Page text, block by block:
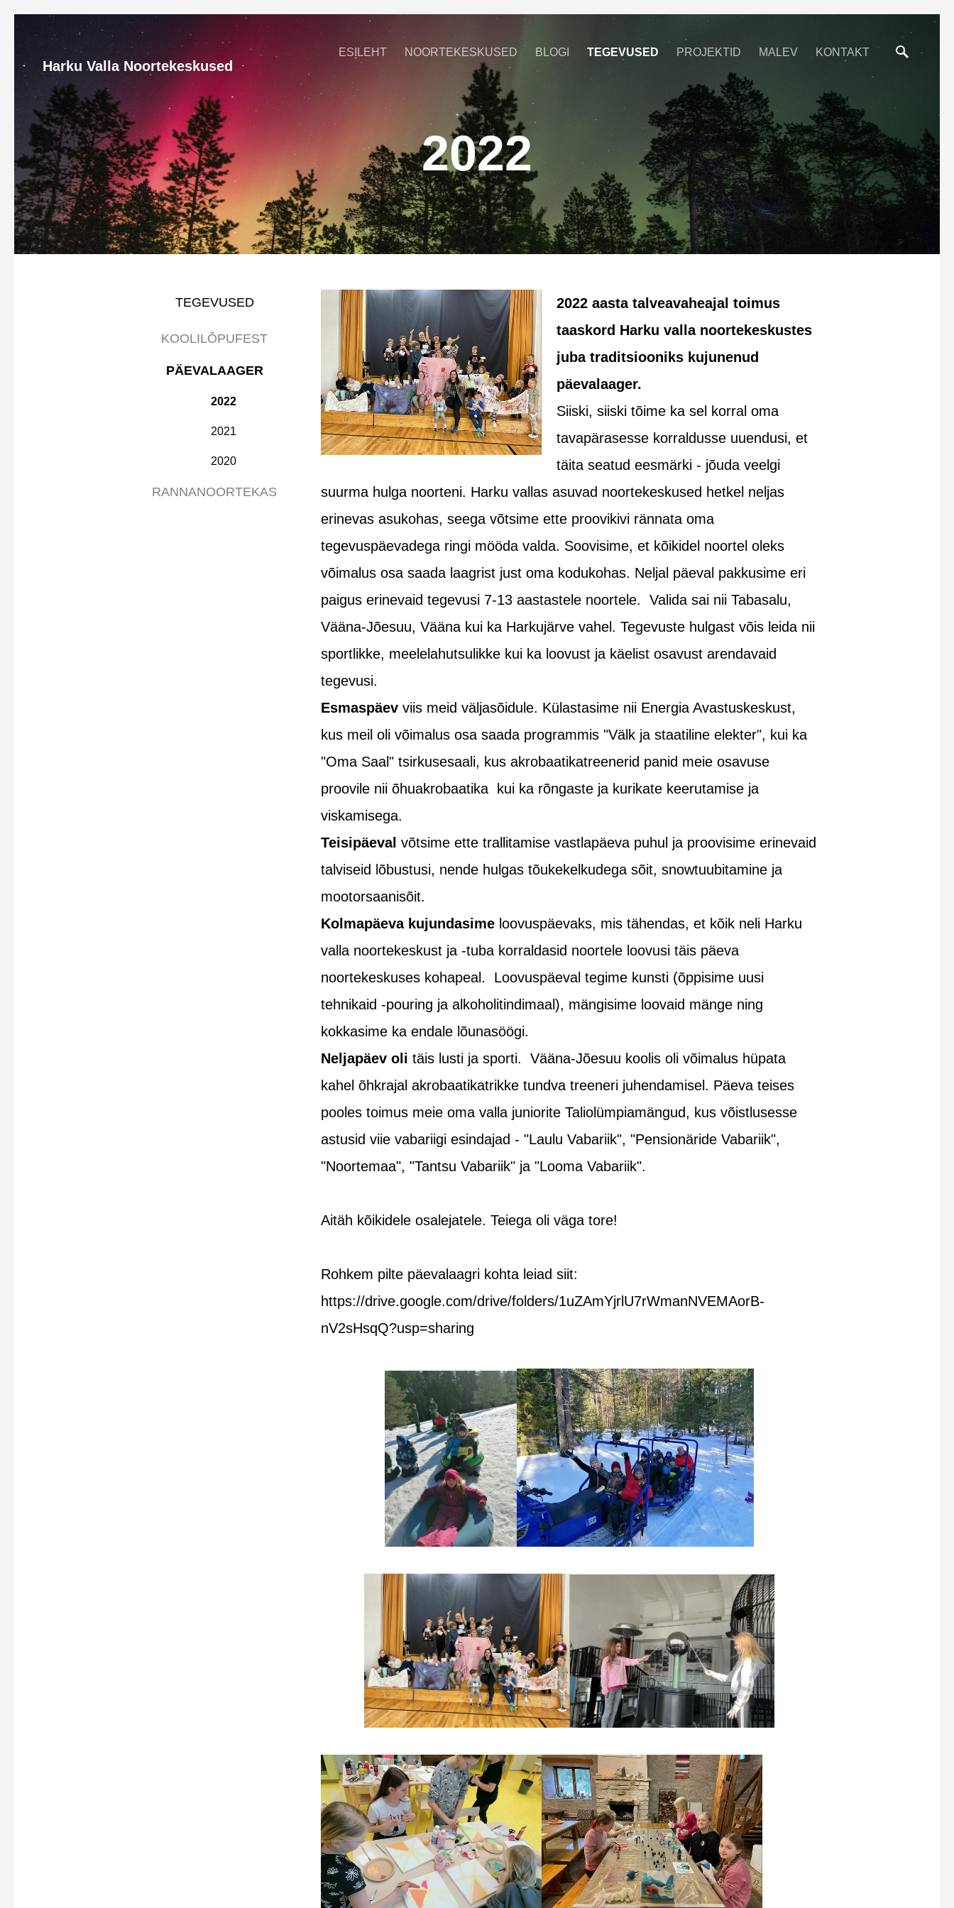
Harku Valla Noortekeskused
ESILEHT NOORTEKESKUSED BLOGI TEGEVUSED PROJEKTID MALEV KONTAKT
2022
TEGEVUSED
KOOLILÕPUFEST
PÄEVALAAGER
2022
2021
2020
RANNANOORTEKAS
2022 aasta talveavaheajal toimus
taaskord Harku valla noortekeskustes
juba traditsiooniks kujunenud
päevalaager.
Siiski, siiski tõime ka sel korral oma
tavapärasesse korraldusse uuendusi, et
täita seatud eesmärki - jõuda veelgi
suurma hulga noorteni. Harku vallas asuvad noortekeskused hetkel neljas
erinevas asukohas, seega võtsime ette proovikivi rännata oma
tegevuspäevadega ringi mööda valda. Soovisime, et kõikidel noortel oleks
võimalus osa saada laagrist just oma kodukohas. Neljal päeval pakkusime eri
paigus erinevaid tegevusi 7-13 aastastele noortele. Valida sai nii Tabasalu,
Vääna-Jõesuu, Vääna kui ka Harkujärve vahel. Tegevuste hulgast võis leida nii
sportlikke, meelelahutsulikke kui ka loovust ja käelist osavust arendavaid
tegevusi.
Esmaspäev viis meid väljasõidule. Külastasime nii Energia Avastuskeskust,
kus meil oli võimalus osa saada programmis "Välk ja staatiline elekter", kui ka
"Oma Saal" tsirkusesaali, kus akrobaatikatreenerid panid meie osavuse
proovile nii õhuakrobaatika kui ka rõngaste ja kurikate keerutamise ja
viskamisega.
Teisipäeval võtsime ette trallitamise vastlapäeva puhul ja proovisime erinevaid
talviseid lõbustusi, nende hulgas tõukekelkudega sõit, snowtuubitamine ja
mootorsaanisõit.
Kolmapäeva kujundasime loovuspäevaks, mis tähendas, et kõik neli Harku
valla noortekeskust ja -tuba korraldasid noortele loovusi täis päeva
noortekeskuses kohapeal. Loovuspäeval tegime kunsti (õppisime uusi
tehnikaid -pouring ja alkoholitindimaal), mängisime loovaid mänge ning
kokkasime ka endale lõunasöögi.
Neljapäev oli täis lusti ja sporti. Vääna-Jõesuu koolis oli võimalus hüpata
kahel õhkrajal akrobaatikatrikke tundva treeneri juhendamisel. Päeva teises
pooles toimus meie oma valla juniorite Taliolümpiamängud, kus võistlusesse
astusid viie vabariigi esindajad - "Laulu Vabariik", "Pensionäride Vabariik",
"Noortemaa", "Tantsu Vabariik" ja "Looma Vabariik".
Aitäh kõikidele osalejatele. Teiega oli väga tore!
Rohkem pilte päevalaagri kohta leiad siit:
https://drive.google.com/drive/folders/1uZAmYjrlU7rWmanNVEMAorB-
nV2sHsqQ?usp=sharing